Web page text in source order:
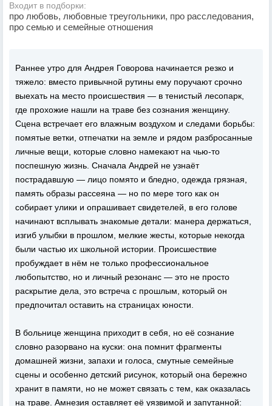
Входит в подборки:
про любовь, любовные треугольники, про расследования,
про семью и семейные отношения
Раннее утро для Андрея Говорова начинается резко и
тяжело: вместо привычной рутины ему поручают срочно
выехать на место происшествия — в тенистый лесопарк,
где прохожие нашли на траве без сознания женщину.
Сцена встречает его влажным воздухом и следами борьбы:
помятые ветки, отпечатки на земле и рядом разбросанные
личные вещи, которые словно намекают на чью-то
поспешную жизнь. Сначала Андрей не узнаёт
пострадавшую — лицо помято и бледно, одежда грязная,
память образы рассеяна — но по мере того как он
собирает улики и опрашивает свидетелей, в его голове
начинают всплывать знакомые детали: манера держаться,
изгиб улыбки в прошлом, мелкие жесты, которые некогда
были частью их школьной истории. Происшествие
пробуждает в нём не только профессиональное
любопытство, но и личный резонанс — это не просто
раскрытие дела, это встреча с прошлым, который он
предпочитал оставить на страницах юности.
В больнице женщина приходит в себя, но её сознание
словно разорвано на куски: она помнит фрагменты
домашней жизни, запахи и голоса, смутные семейные
сцены и особенно детский рисунок, который она бережно
хранит в памяти, но не может связать с тем, как оказалась
на траве. Амнезия оставляет её уязвимой и запутанной: